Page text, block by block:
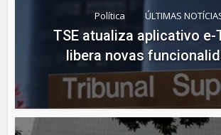
Política ÚLTIMAS
TSE atualiza aplicativo
libera novas